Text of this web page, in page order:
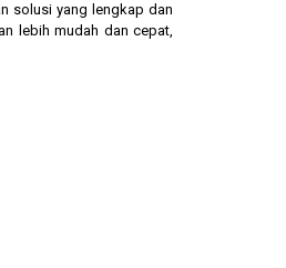
solusi yang lengkap dan
lebih mudah dan cepat,